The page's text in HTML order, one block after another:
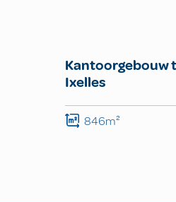
Kantoorgebouw
Ixelles
846m²